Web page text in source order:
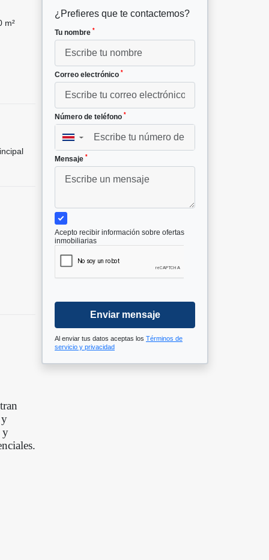
m²
y
y
¿Prefieres que te contactemos?
Tu nombre *
Correo electrónico *
Número de teléfono *
▼
Mensaje *
Acepto recibir información sobre ofertas
inmobiliarias
Enviar mensaje
Al enviar tus datos aceptas los Términos de
servicio y privacidad